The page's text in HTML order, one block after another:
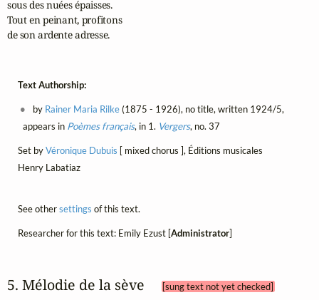
sous des nuées épaisses.
Tout en peinant, profitons
de son ardente adresse.
Text Authorship:
by Rainer Maria Rilke(1875 - 1926), no title, written 1924/5,
appears in Poèmes français, in 1. Vergers, no. 37
Set byVéronique Dubuis [ mixed chorus ], Éditions musicales
Henry Labatiaz
See othersettings of this text.
Researcher for this text: Emily Ezust [Administrator]
5. Mélodie de la sève [sung text not yet checked]